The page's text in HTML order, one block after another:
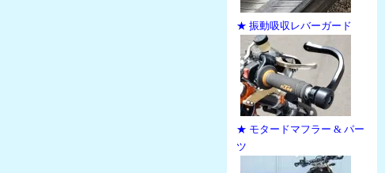
★ 振動吸収レバーガード
★ モタードマフラー & パー
ツ